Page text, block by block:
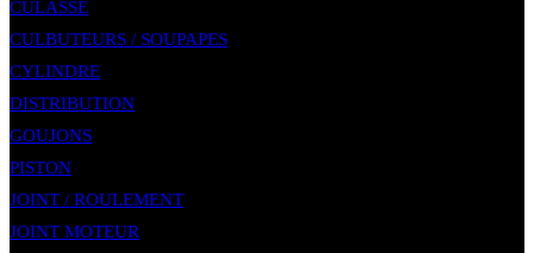
CULASSE
CULBUTEURS / SOUPAPES
CYLINDRE
DISTRIBUTION
GOUJONS
PISTON
JOINT / ROULEMENT
JOINT MOTEUR